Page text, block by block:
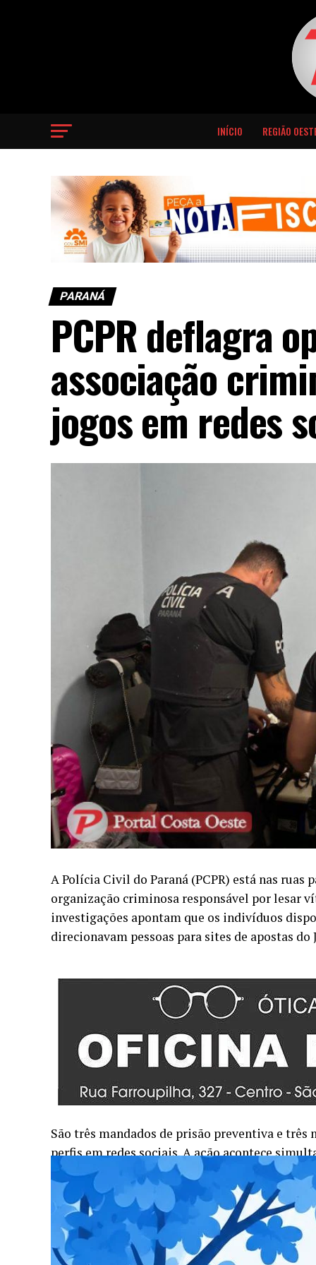
INÍCIO REGIÃO
PARANÁ
PCPR deflagra
associação
jogos em redes
A Polícia Civil do Paraná (PCPR) está nas
organização criminosa responsável por lesar
investigações apontam que os indivíduos
direcionavam pessoas para sites de apostas
São três mandados de prisão preventiva e três
perfis em redes sociais. A ação acontece
Região Metropolitana de Curitiba.
A ação é decorrente de investigação que
de dinheiro e crime contra economia popular.
Um dos alvos está foragido em Dubai, nos